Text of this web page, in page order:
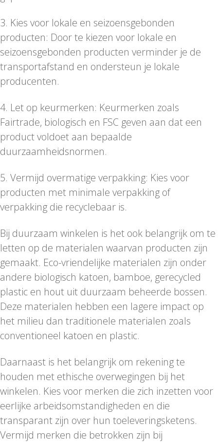
3. Kies voor lokale en seizoensgebonden
producten: Door te kiezen voor lokale en
seizoensgebonden producten verminder je de
transportafstand en ondersteun je lokale
producenten.
4. Let op keurmerken: Keurmerken zoals
Fairtrade, biologisch en FSC geven aan dat een
product voldoet aan bepaalde
duurzaamheidsnormen.
5. Vermijd overmatige verpakking: Kies voor
producten met minimale verpakking of
verpakking die recyclebaar is.
Bij duurzaam winkelen is het ook belangrijk om te
letten op de materialen waarvan producten zijn
gemaakt. Eco-vriendelijke materialen zijn onder
andere biologisch katoen, bamboe, gerecycled
plastic en hout uit duurzaam beheerde bossen.
Deze materialen hebben een lagere impact op
het milieu dan traditionele materialen zoals
conventioneel katoen en plastic.
Daarnaast is het belangrijk om rekening te
houden met ethische overwegingen bij het
winkelen. Kies voor merken die zich inzetten voor
eerlijke arbeidsomstandigheden en die
transparant zijn over hun toeleveringsketens.
Vermijd merken die betrokken zijn bij